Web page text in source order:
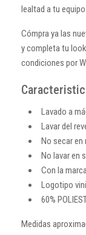
lealtad a tu
Cómpra ya las
y completa tu
condiciones por
Lavado a
Lavar del
No secar en
No lavar en
Con la
Logotipo
60%
Medidas